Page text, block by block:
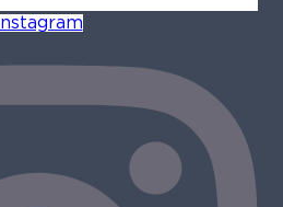
Instagram